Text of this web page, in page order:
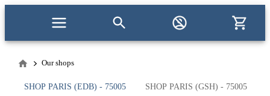
Our shops
SHOP PARIS (EDB) - 75005 SHOP PARIS (GSH) - 75005